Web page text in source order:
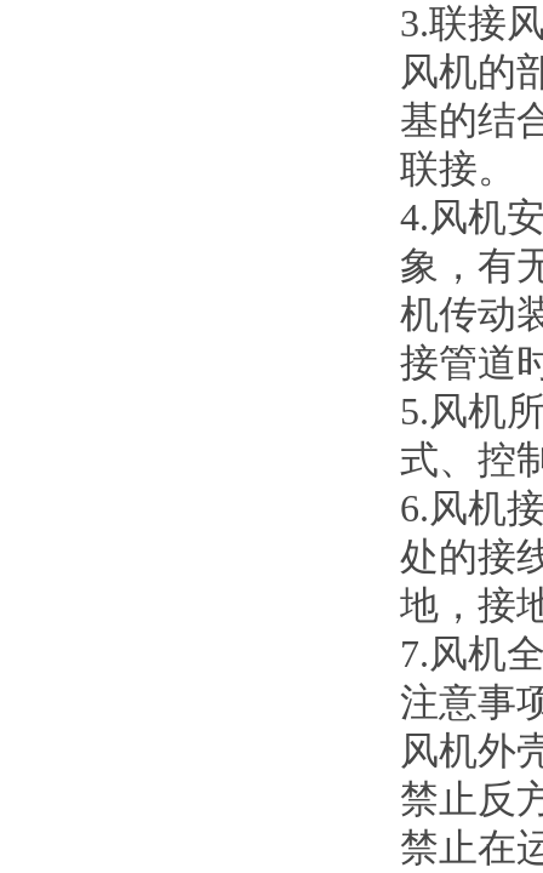
3.联接
风机的
基的结
联接。
4.风机
象，有
机传动
接管道
5.风机
式、控
6.风机
处的接
地，接
7.风机
注意事
风机外
禁止反
禁止在